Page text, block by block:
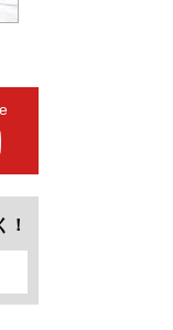
！